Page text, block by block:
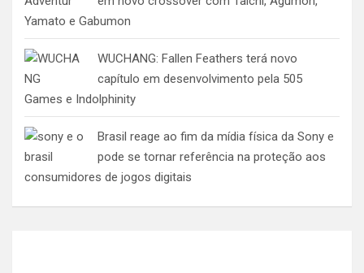
Yamato e Gabumon
WUCHANG: Fallen Feathers terá novo
capítulo em desenvolvimento pela 505
Games e Indolphinity
Brasil reage ao fim da mídia física da Sony e
pode se tornar referência na proteção aos
consumidores de jogos digitais